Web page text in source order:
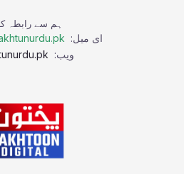
ہم سے رابطہ
ای میل:
ویب: